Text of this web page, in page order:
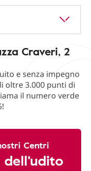
Craveri, 2
e senza impegno
oltre 3.000 punti di
il numero verde
Centri